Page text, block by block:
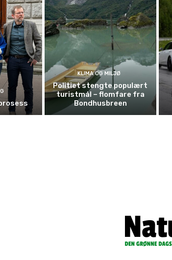
KLIMA OG MILJØ
Politiet stengte populært
turistmål – flomfare fra
Bondhusbreen